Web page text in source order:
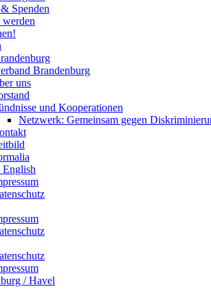
Spenden
Brandenburg
uns
und Kooperationen
Netzwerk: Gemeinsam gegen
English
/ Havel